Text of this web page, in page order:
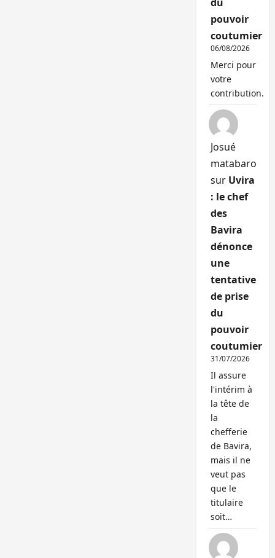
pouvoir
coutumier
06/08/2026
Merci pour
votre
contribution.
Josué
matabaro
sur Uvira
: le chef
des
Bavira
dénonce
une
tentative
de prise
du
pouvoir
coutumier
31/07/2026
Il assure
l'intérim à
la tête de
la
chefferie
de Bavira,
mais il ne
veut pas
que le
titulaire
soit…